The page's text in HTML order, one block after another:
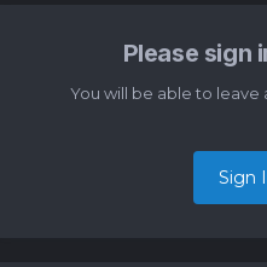
Please sign
You will be able to
Sign